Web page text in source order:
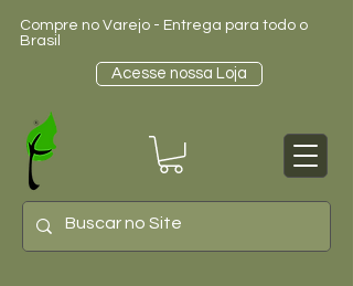
Compre no Varejo - Entrega para todo o
Brasil
Acesse nossa Loja